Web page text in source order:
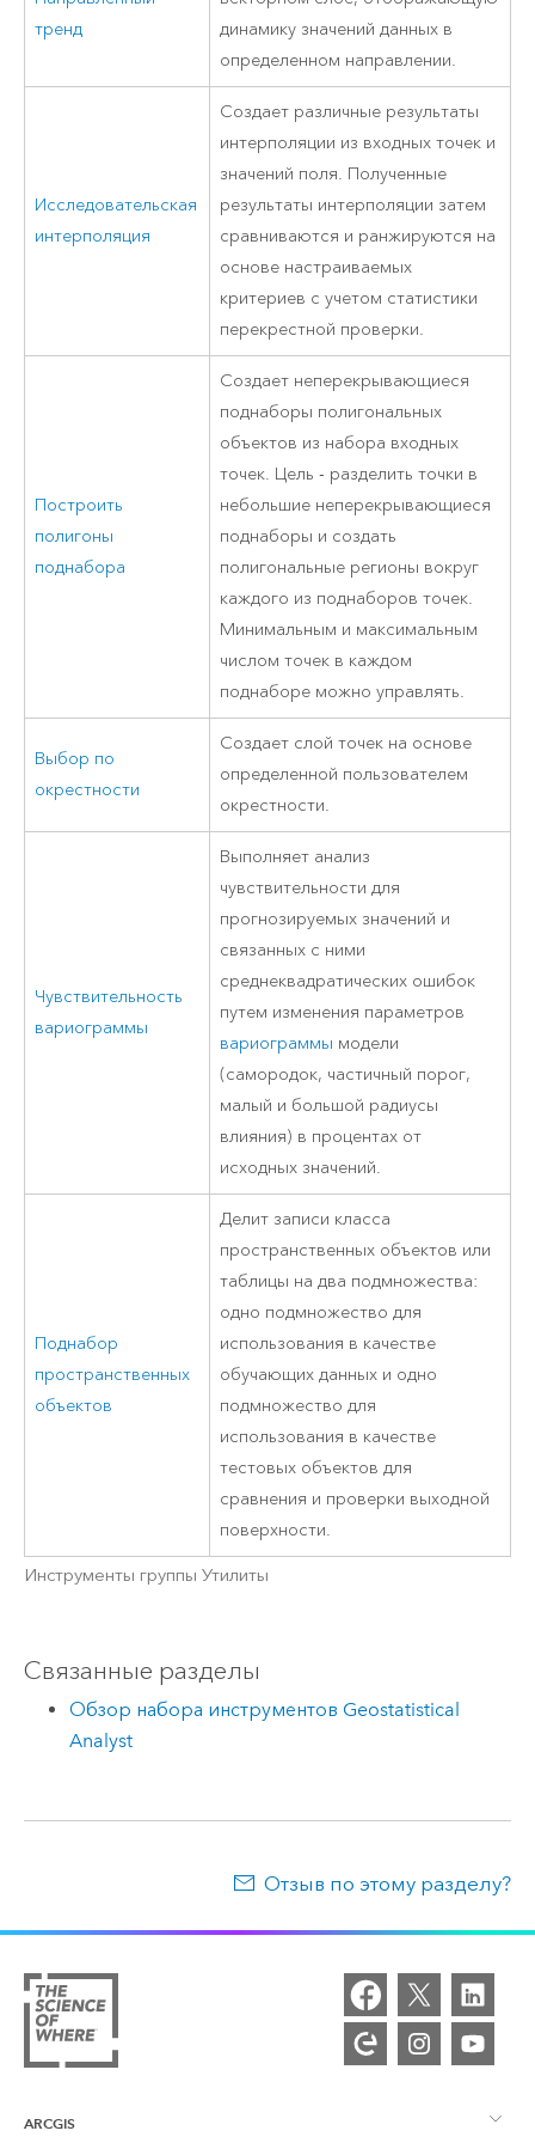
тренд
динамику значений данных в
определенном направлении.
Исследовательская
интерполяция
Создает различные результаты
интерполяции из входных точек и
значений поля. Полученные
результаты интерполяции затем
сравниваются и ранжируются на
основе настраиваемых
критериев с учетом статистики
перекрестной проверки.
Построить
полигоны
поднабора
Создает неперекрывающиеся
поднаборы полигональных
объектов из набора входных
точек. Цель - разделить точки в
небольшие неперекрывающиеся
поднаборы и создать
полигональные регионы вокруг
каждого из поднаборов точек.
Минимальным и максимальным
числом точек в каждом
поднаборе можно управлять.
Выбор по
окрестности
Создает слой точек на основе
определенной пользователем
окрестности.
Чувствительность
вариограммы
Выполняет анализ
чувствительности для
прогнозируемых значений и
связанных с ними
среднеквадратических ошибок
путем изменения параметров
вариограммы модели
(самородок, частичный порог,
малый и большой радиусы
влияния) в процентах от
исходных значений.
Поднабор
пространственных
объектов
Делит записи класса
пространственных объектов или
таблицы на два подмножества:
одно подмножество для
использования в качестве
обучающих данных и одно
подмножество для
использования в качестве
тестовых объектов для
сравнения и проверки выходной
поверхности.
Инструменты группы Утилиты
Связанные разделы
Обзор набора инструментов Geostatistical
Analyst
Отзыв по этому разделу?
ARCGIS